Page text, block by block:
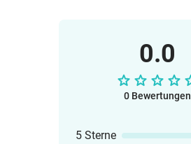
0.0
0 Bewertungen
5 Sterne